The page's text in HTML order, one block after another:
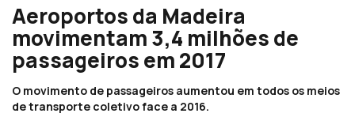
Aeroportos da Madeira
movimentam 3,4 milhões de
passageiros em 2017
O movimento de passageiros aumentou em todos os meios
de transporte coletivo face a 2016.